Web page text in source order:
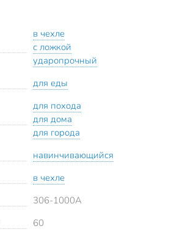
в чехле
с ложкой
ударопрочный
для еды
для похода
для дома
для города
навинчивающийся
в чехле
306-1000А
60